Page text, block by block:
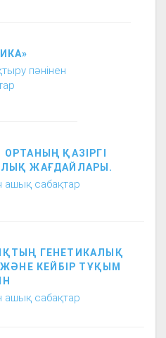
пәнінен
ҚАЗІРГІ
ЖАҒДАЙЛАРЫ.
ашық сабақтар
ГЕНЕТИКАЛЫҚ
ЖӘНЕ КЕЙБІР ТҰҚЫМ
ашық сабақтар